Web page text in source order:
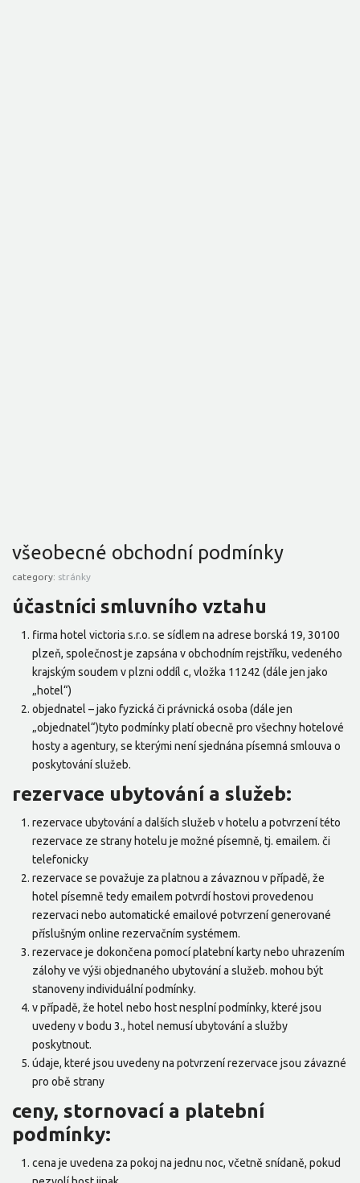
všeobecné obchodní podmínky
category: stránky
účastníci smluvního vztahu
firma hotel victoria s.r.o. se sídlem na adrese borská 19, 30100
plzeň, společnost je zapsána v obchodním rejstříku, vedeného
krajským soudem v plzni oddíl c, vložka 11242 (dále jen jako
„hotel“)
objednatel – jako fyzická či právnická osoba (dále jen
„objednatel“)tyto podmínky platí obecně pro všechny hotelové
hosty a agentury, se kterými není sjednána písemná smlouva o
poskytování služeb.
rezervace ubytování a služeb:
rezervace ubytování a dalších služeb v hotelu a potvrzení této
rezervace ze strany hotelu je možné písemně, tj. emailem. či
telefonicky
rezervace se považuje za platnou a závaznou v případě, že
hotel písemně tedy emailem potvrdí hostovi provedenou
rezervaci nebo automatické emailové potvrzení generované
příslušným online rezervačním systémem.
rezervace je dokončena pomocí platební karty nebo uhrazením
zálohy ve výši objednaného ubytování a služeb. mohou být
stanoveny individuální podmínky.
v případě, že hotel nebo host nesplní podmínky, které jsou
uvedeny v bodu 3., hotel nemusí ubytování a služby
poskytnout.
údaje, které jsou uvedeny na potvrzení rezervace jsou závazné
pro obě strany
ceny, stornovací a platební
podmínky:
cena je uvedena za pokoj na jednu noc, včetně snídaně, pokud